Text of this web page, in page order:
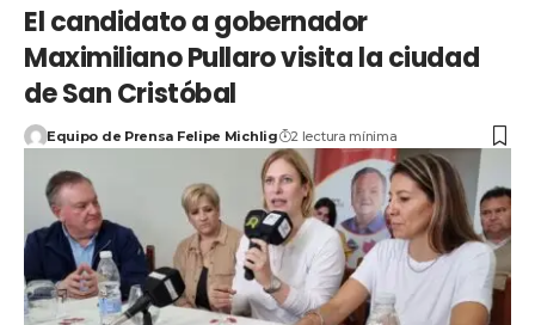
El candidato a gobernador
Maximiliano Pullaro visita la ciudad
de San Cristóbal
Equipo de Prensa Felipe Michlig 2 lectura mínima